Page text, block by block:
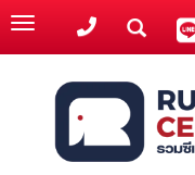
Toggle
navigation